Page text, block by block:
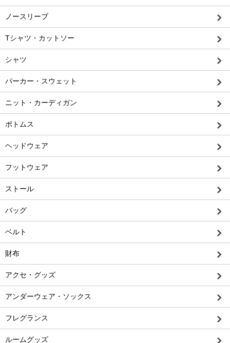
ノースリーブ
Tシャツ・カットソー
シャツ
パーカー・スウェット
ニット・カーディガン
ボトムス
ヘッドウェア
フットウェア
ストール
バッグ
ベルト
財布
アクセ・グッズ
アンダーウェア・ソックス
フレグランス
ルームグッズ